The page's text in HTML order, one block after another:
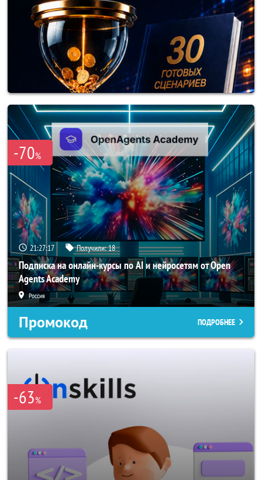
-70%
21:27:14 Получили:18
Подписка на онлайн-курсы по AI и нейросетям от Open
Agents Academy
Россия
Промокод ПОДРОБНЕЕ
-63%